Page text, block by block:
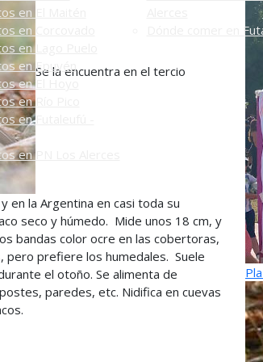
en El Maitén
en Corcovado
en Lago Puelo
en Epuyén
en El Hoyo
en Río Pico
en Futaleufú -
en PN Los Alerces
Dónde comer en
Se la encuentra en el tercio
en la Argentina en casi toda su
seco y húmedo. Mide unos 18 cm, y
bandas color ocre en las cobertoras,
pero prefiere los humedales. Suele
el otoño. Se alimenta de
paredes, etc. Nidifica en cuevas